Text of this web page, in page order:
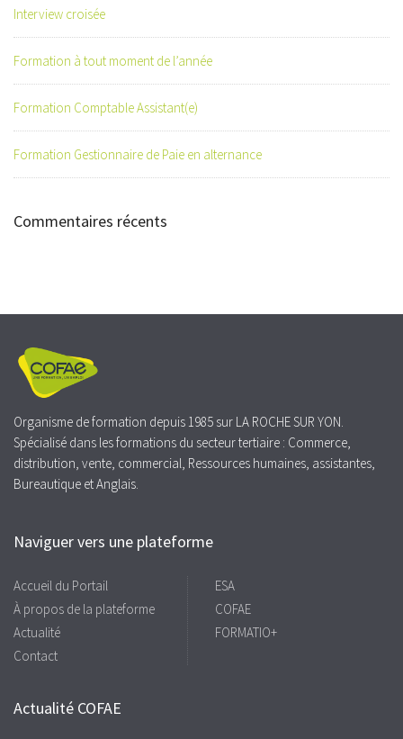
Interview croisée
Formation à tout moment de l’année
Formation Comptable Assistant(e)
Formation Gestionnaire de Paie en alternance
Commentaires récents
Organisme de formation depuis 1985 sur LA ROCHE SUR YON.
Spécialisé dans les formations du secteur tertiaire : Commerce,
distribution, vente, commercial, Ressources humaines, assistantes,
Bureautique et Anglais.
Naviguer vers une plateforme
Accueil du Portail
À propos de la plateforme
Actualité
Contact
ESA
COFAE
FORMATIO+
Actualité COFAE